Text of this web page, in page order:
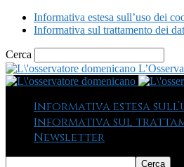
Informativa estesa sull’uso dei
Informativa sul trattamento dei
Cerca
Informativa estesa
Informativa sul
Newsletter